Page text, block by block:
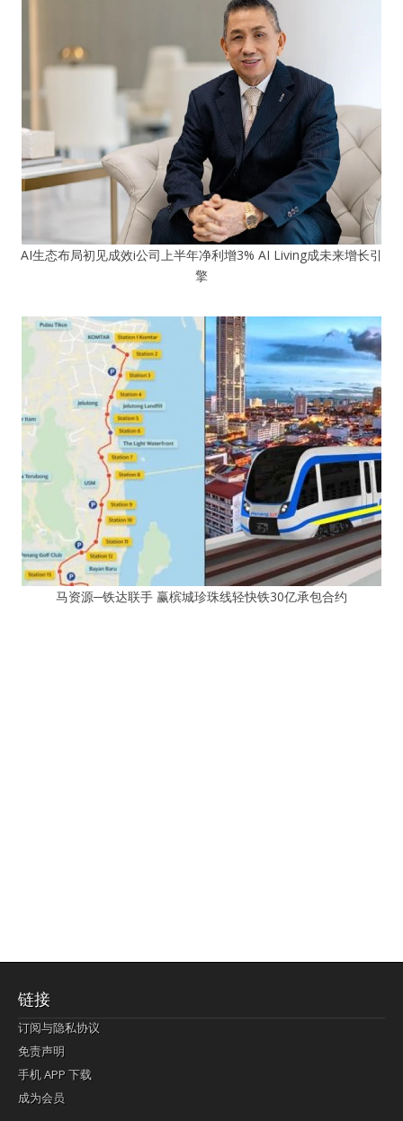
AI生态布局初见成效i公司上半年净利增3% AI Living成未来增长引
擎
马资源─铁达联手 赢槟城珍珠线轻快铁30亿承包合约
链接
订阅与隐私协议
免责声明
手机 APP 下载
成为会员